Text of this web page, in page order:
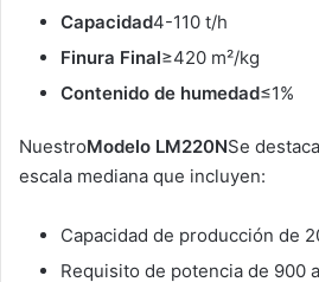
Capacidad4-110 t/h
Finura Final≥420 m²/kg
Contenido de humedad≤1%
NuestroModelo LM220NSe
escala mediana que incluyen:
Capacidad de producción de
Requisito de potencia de 900